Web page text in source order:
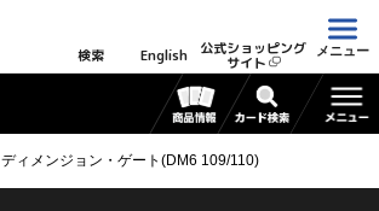
検索 English 公式ショッピング
サイト
メニュー
ディメンジョン・ゲート(DM6 109/110)